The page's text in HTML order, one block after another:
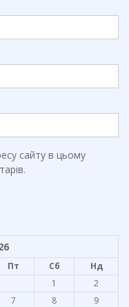
сайту в цьому
Пт Сб
Нд
1
2
7 8
9